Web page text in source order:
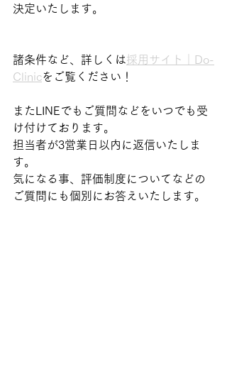
決定いたします。
諸条件など、詳しくは採用サイト｜Do-
Clinicをご覧ください！
またLINEでもご質問などをいつでも受
け付けております。
担当者が3営業日以内に返信いたしま
す。
気になる事、評価制度についてなどの
ご質問にも個別にお答えいたします。